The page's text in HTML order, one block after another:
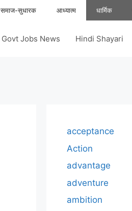
समाज-सुधारक आध्यात्म धार्मिक
Govt Jobs News Hindi Shayari
acceptance
Action
advantage
adventure
ambition